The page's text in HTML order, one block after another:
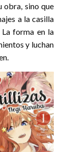
obra, sino que
a la casilla
forma en la
y luchan